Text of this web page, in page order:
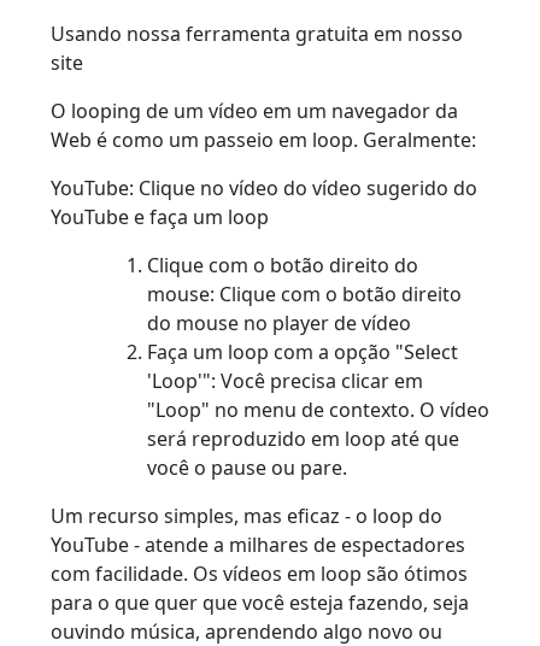
Usando nossa ferramenta gratuita em nosso
site
O looping de um vídeo em um navegador da
Web é como um passeio em loop. Geralmente:
YouTube: Clique no vídeo do vídeo sugerido do
YouTube e faça um loop
Clique com o botão direito do
mouse: Clique com o botão direito
do mouse no player de vídeo
Faça um loop com a opção "Select
'Loop'": Você precisa clicar em
"Loop" no menu de contexto. O vídeo
será reproduzido em loop até que
você o pause ou pare.
Um recurso simples, mas eficaz - o loop do
YouTube - atende a milhares de espectadores
com facilidade. Os vídeos em loop são ótimos
para o que quer que você esteja fazendo, seja
ouvindo música, aprendendo algo novo ou